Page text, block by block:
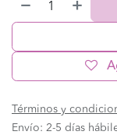
Términos y
Envío: 2-5 días